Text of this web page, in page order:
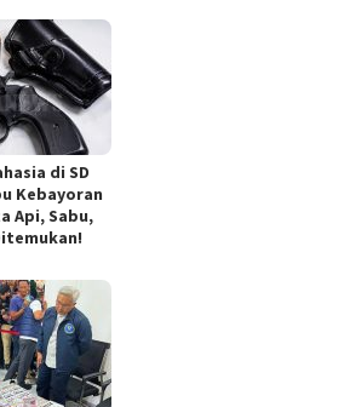
di SD
Kebayoran
Api, Sabu,